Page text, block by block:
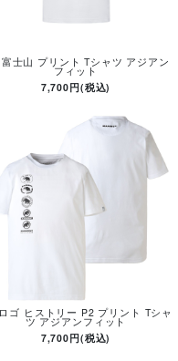
士山 プリント Tシャツ アジアン
フィット
7,700円(税込)
ゴ ヒストリー P2 プリント Tシャ
ツ アジアンフィット
7,700円(税込)